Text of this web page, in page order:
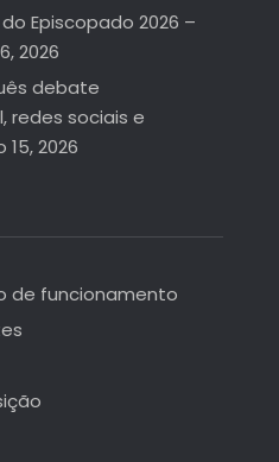
Episcopado 2026 –
2026
debate
redes sociais e
15, 2026
de funcionamento